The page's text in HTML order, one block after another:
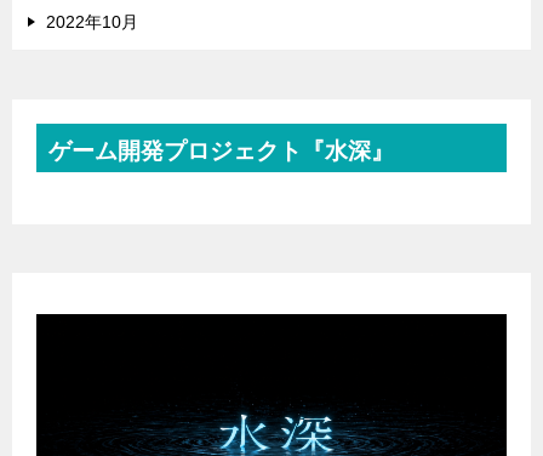
2022年10月
ゲーム開発プロジェクト『水深』